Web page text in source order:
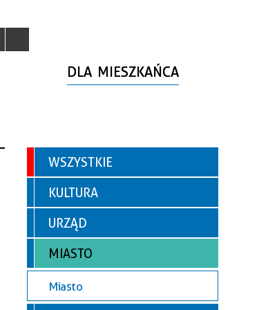
DLA MIESZKAŃCA
WSZYSTKIE
KULTURA
URZĄD
MIASTO
Miasto